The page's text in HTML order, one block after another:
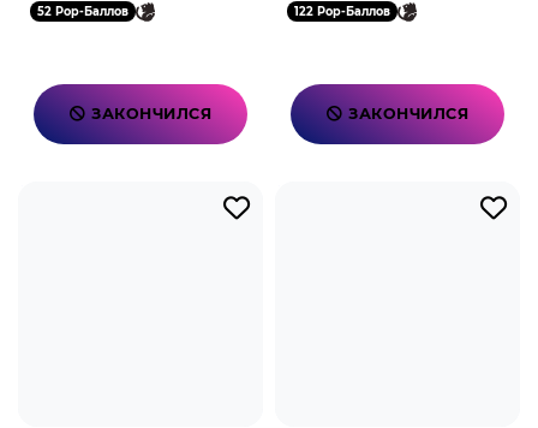
52 Pop-Баллов
ЗАКОНЧИЛСЯ
122 Pop-Баллов
ЗАКОНЧИЛСЯ